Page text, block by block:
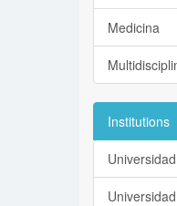
Medicina
Institutions